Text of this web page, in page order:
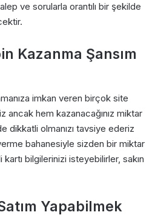
ve sorularla orantılı bir şekilde
Kazanma Şansım
imkan veren birçok site
ancak hem kazanacağınız miktar
dikkatli olmanızı tavsiye ederiz
bahanesiyle sizden bir miktar
kartı bilgilerinizi isteyebilirler, sakın
Yapabilmek